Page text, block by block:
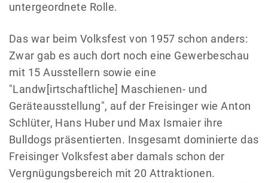
untergeordnete Rolle.
Das war beim Volksfest von 1957 schon anders:
Zwar gab es auch dort noch eine Gewerbeschau
mit 15 Ausstellern sowie eine
"Landw[irtschaftliche] Maschienen- und
Geräteausstellung", auf der Freisinger wie Anton
Schlüter, Hans Huber und Max Ismaier ihre
Bulldogs präsentierten. Insgesamt dominierte das
Freisinger Volksfest aber damals schon der
Vergnügungsbereich mit 20 Attraktionen.